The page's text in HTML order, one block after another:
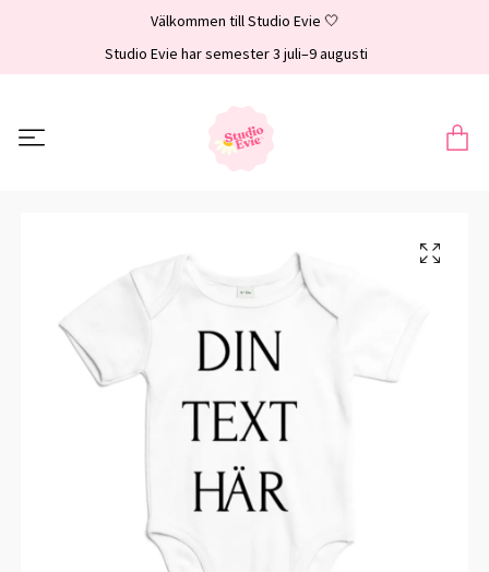
Välkommen till Studio Evie 🤍
Studio Evie har semester 3 juli–9 augusti